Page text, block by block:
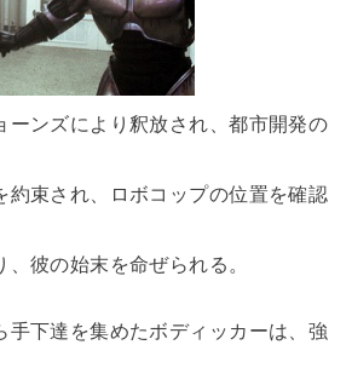
ーンズにより釈放され、都市開発の
約束され、ロボコップの位置を確認
彼の始末を命ぜられる。
手下達を集めたボディッカーは、強